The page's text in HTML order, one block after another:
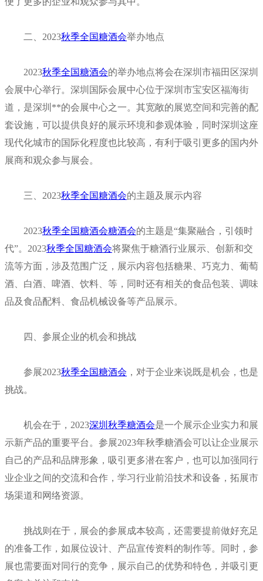
二、2023秋季全国糖酒会举办地点
2023秋季全国糖酒会的举办地点将会在深圳市福田区深圳
会展中心举行。深圳国际会展中心位于深圳市宝安区福海街
道，是深圳**的会展中心之一。其宽敞的展览空间和完善的配
套设施，可以提供良好的展示环境和参观体验，同时深圳这座
现代化城市的国际化程度也比较高，有利于吸引更多的国内外
展商和观众参与展会。
三、 2023秋季全国糖酒会的主题及展示内容
2023秋季全国糖酒会糖酒会的主题是“集聚融合，引领时
代”。 2023秋季全国糖酒会将聚焦于糖酒行业展示、创新和交
流等方面，涉及范围广泛，展示内容包括糖果、巧克力、葡萄
酒、白酒、啤酒、饮料、等，同时还有相关的食品包装、 调味
品及食品配料 、食品机械设备等产品展示。
四、参展企业的机会和挑战
参展2023秋季全国糖酒会 ，对于企业来说既是机会，也是
挑战。
机会在于，2023深圳秋季糖酒会是一个展示企业实力和展
示新产品的重要平台。参展2023年秋季糖酒会可以让企业展示
自己的产品和品牌形象，吸引更多潜在客户，也可以加强同行
业企业之间的交流和合作，学习行业前沿技术和设备，拓展市
场渠道和网络资源。
挑战则在于，展会的参展成本较高，还需要提前做好充足
的准备工作，如展位设计、产品宣传资料的制作等。同时，参
展也需要面对同行的竞争，展示自己的优势和特色，并吸引更